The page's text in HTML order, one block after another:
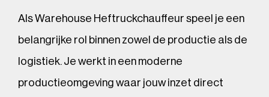
Als Warehouse Heftruckchauffeur speel je een
belangrijke rol binnen zowel de productie als de
logistiek. Je werkt in een moderne
productieomgeving waar jouw inzet direct